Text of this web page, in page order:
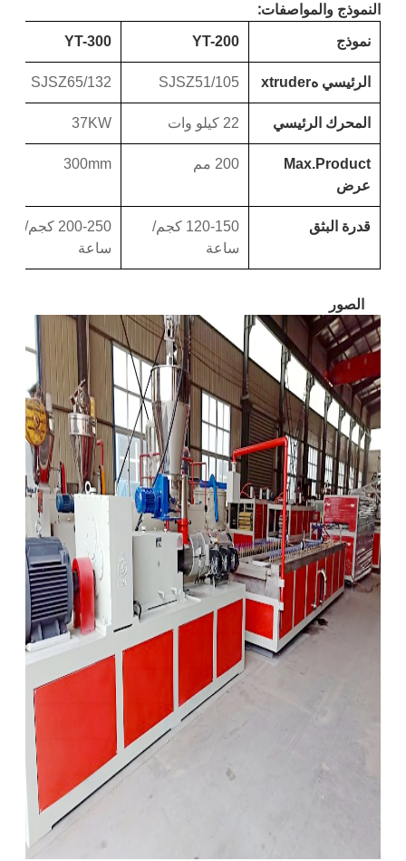
النموذج والمواصفات:
نموذج YT-200
YT-300
الرئيسي هxtruder
SJSZ51/105
SJSZ65/132
المحرك الرئيسي 22 كيلو وات 37KW
Max.Product
عرض
200 مم 300mm
قدرة البثق
120-150 كجم/
ساعة
200-25
0 كجم/
ساعة
الصور